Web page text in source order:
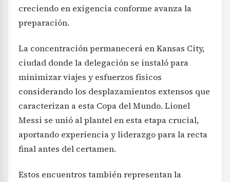
creciendo en exigencia conforme avanza la
preparación.
La concentración permanecerá en Kansas City,
ciudad donde la delegación se instaló para
minimizar viajes y esfuerzos físicos
considerando los desplazamientos extensos que
caracterizan a esta Copa del Mundo. Lionel
Messi se unió al plantel en esta etapa crucial,
aportando experiencia y liderazgo para la recta
final antes del certamen.
Estos encuentros también representan la